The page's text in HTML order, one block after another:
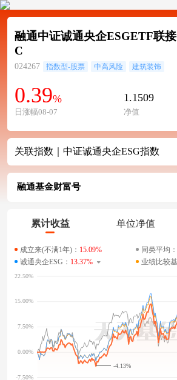
融通中证诚通央企ESGETF联接
C
024267 指数型-股票 中高风险 建筑装饰
0.39%
日涨幅08-07
1.1509
净值
关联指数｜中证诚通央企ESG指数
融通基金财富号
累计收益 单位净值
成立来(不满1年)： 15.09% 同类平均：
诚通央企ESG： 13.37% 业绩比较基
-4.13%